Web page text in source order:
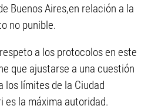
Buenos Aires,en relación a la
no punible.
a los protocolos en este
que ajustarse a una cuestión
los límites de la Ciudad
es la máxima autoridad.